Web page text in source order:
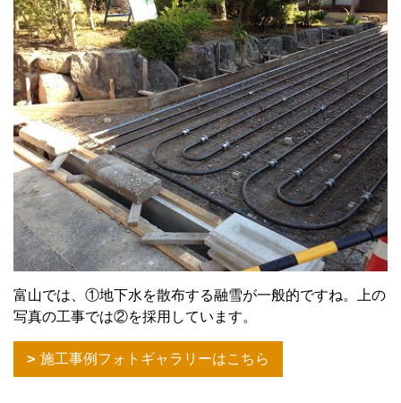
富山では、①地下水を散布する融雪が一般的ですね。上の
写真の工事では②を採用しています。
施工事例フォトギャラリーはこちら